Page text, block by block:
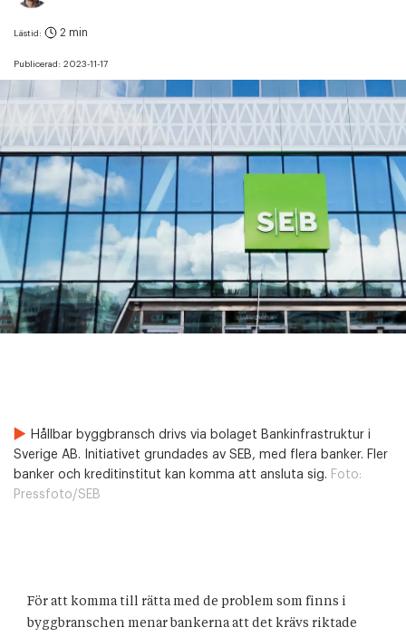
Publicerad: 2023-11-17
Lästid: 2 min
Hållbar byggbransch drivs via bolaget Bankinfrastruktur i
Sverige AB. Initiativet grundades av SEB, med flera banker. Fler
banker och kreditinstitut kan komma att ansluta sig. Foto:
Pressfoto/SEB
För att komma till rätta med de problem som finns i
byggbranschen menar bankerna att det krävs riktade